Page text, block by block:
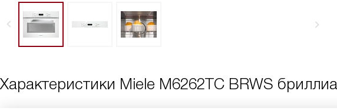
Характеристики Miele M6262TC BRWS